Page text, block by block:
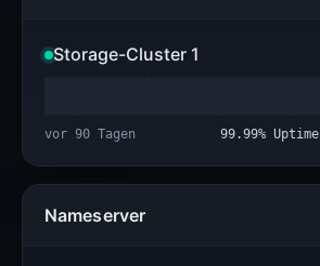
Storage-Cluster 1
vor 90 Tagen 99.99% Uptime
Nameserver